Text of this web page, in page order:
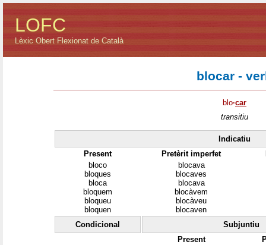
LOFC
Lèxic Obert Flexionat de Català
blocar -
blo·car
transitiu
Indicatiu
Present
Pretèrit imperfet
bloco
bloques
bloca
bloquem
bloqueu
bloquen
blocava
blocaves
blocava
blocàvem
blocàveu
blocaven
Condicional
Subjuntiu
Present